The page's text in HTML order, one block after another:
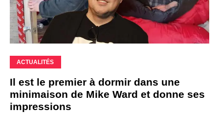
ACTUALITÉS
Il est le premier à dormir dans une
minimaison de Mike Ward et donne ses
impressions